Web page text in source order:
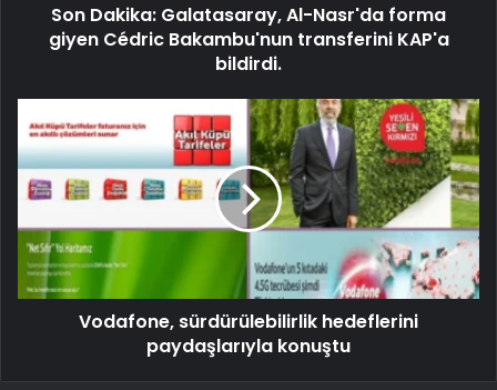
Son Dakika: Galatasaray, Al-Nasr'da forma
giyen Cédric Bakambu'nun transferini KAP'a
bildirdi.
Vodafone, sürdürülebilirlik hedeflerini
paydaşlarıyla konuştu